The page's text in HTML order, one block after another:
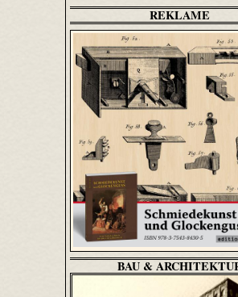
REKLAME
BAU &